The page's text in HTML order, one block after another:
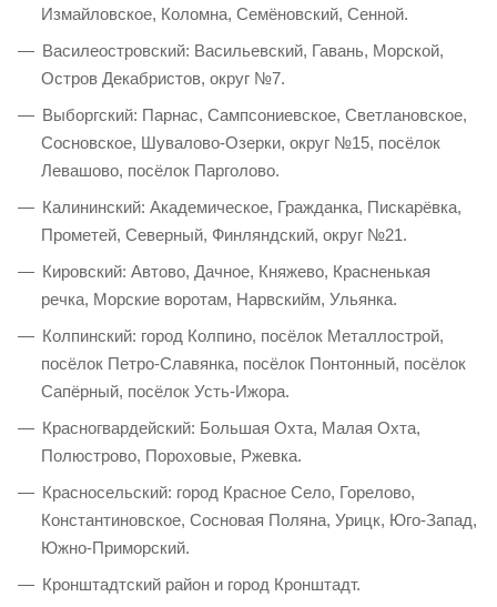
Измайловское, Коломна, Семёновский, Сенной.
Василеостровский: Васильевский, Гавань, Морской,
Остров Декабристов, округ №7.
Выборгский: Парнас, Сампсониевское, Светлановское,
Сосновское, Шувалово-Озерки, округ №15, посёлок
Левашово, посёлок Парголово.
Калининский: Академическое, Гражданка, Пискарёвка,
Прометей, Северный, Финляндский, округ №21.
Кировский: Автово, Дачное, Княжево, Красненькая
речка, Морские воротам, Нарвскийм, Ульянка.
Колпинский: город Колпино, посёлок Металлострой,
посёлок Петро-Славянка, посёлок Понтонный, посёлок
Сапёрный, посёлок Усть-Ижора.
Красногвардейский: Большая Охта, Малая Охта,
Полюстрово, Пороховые, Ржевка.
Красносельский: город Красное Село, Горелово,
Константиновское, Сосновая Поляна, Урицк, Юго-Запад,
Южно-Приморский.
Кронштадтский район и город Кронштадт.